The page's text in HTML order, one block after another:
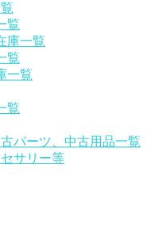
覧
庫一覧
覧
一覧
覧
パーツ、中古用品一覧
サリー等